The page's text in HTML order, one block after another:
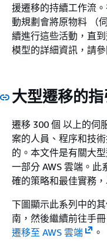
援遷移的持續工作流
動規劃會將原物料 （
續進行這些活動，直
模型的詳細資訊，請參
大型遷移的指
遷移 300 個 以上的伺
案的人員、程序和技
的。本文件是有關大
一部分 AWS 雲端。
確的策略和最佳實務
下圖顯示此系列中的
南，然後繼續前往手
遷移至 AWS 雲端
。